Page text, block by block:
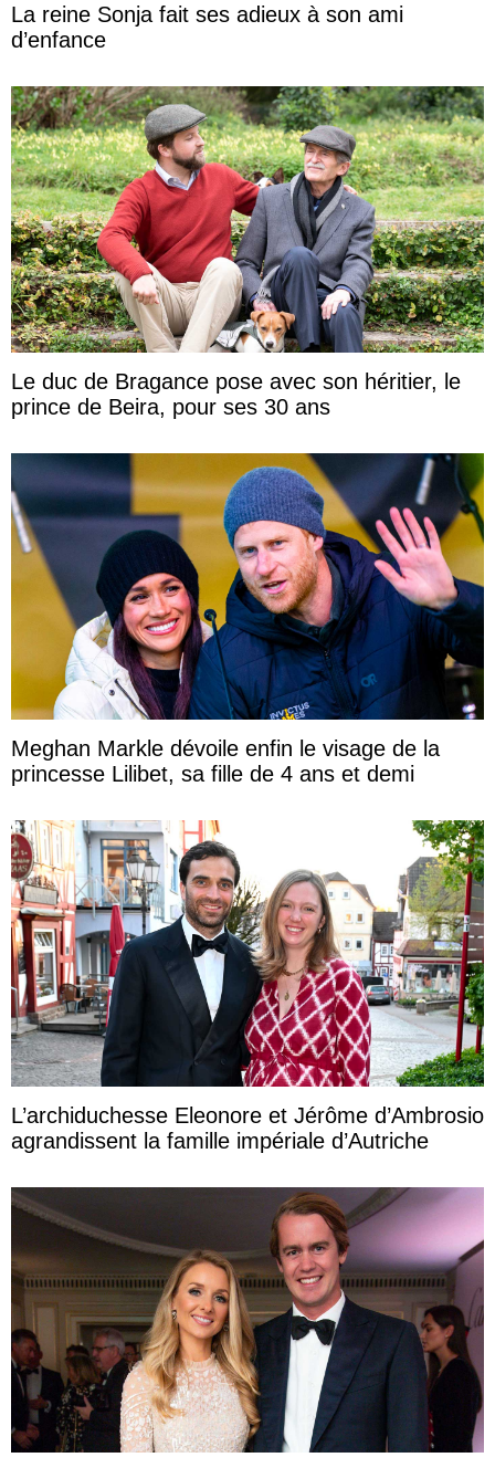
La reine Sonja fait ses adieux à son ami
d’enfance
Le duc de Bragance pose avec son héritier, le
prince de Beira, pour ses 30 ans
Meghan Markle dévoile enfin le visage de la
princesse Lilibet, sa fille de 4 ans et demi
L’archiduchesse Eleonore et Jérôme d’Ambrosio
agrandissent la famille impériale d’Autriche